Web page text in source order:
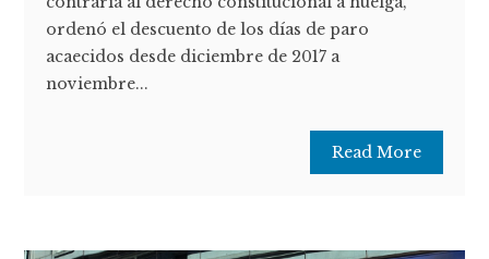
ordenó el descuento de los días de paro
acaecidos desde diciembre de 2017 a
noviembre...
Read More